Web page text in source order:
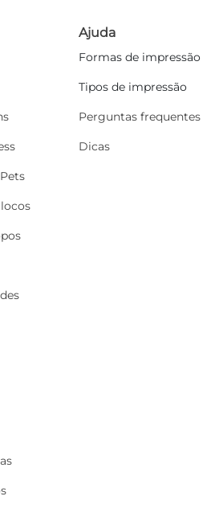
Ajuda
Formas de impressão
Tipos de impressão
Perguntas frequentes
Dicas